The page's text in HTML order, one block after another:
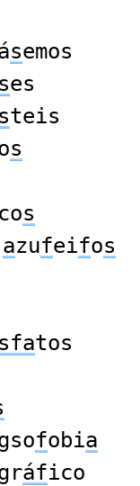
semos
ses
steis
s
s
azufeifos
sfatos
fobia
áfico